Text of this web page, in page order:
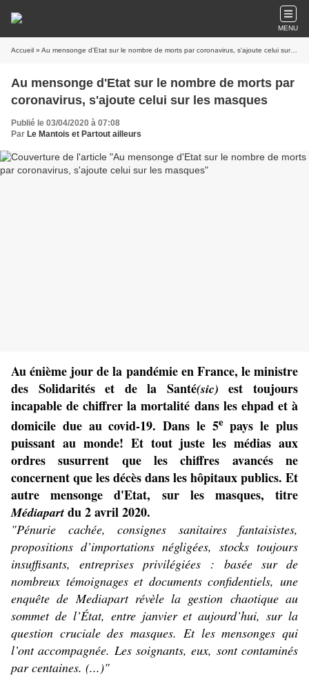
MENU
Accueil » Au mensonge d'Etat sur le nombre de morts par coronavirus, s'ajoute celui sur les masques
Au mensonge d'Etat sur le nombre de morts par
coronavirus, s'ajoute celui sur les masques
Publié le 03/04/2020 à 07:08
Par Le Mantois et Partout ailleurs
Au énième jour de la pandémie en France, le ministre
des Solidarités et de la Santé(sic) est toujours
incapable de chiffrer la mortalité dans les ehpad et à
domicile due au covid-19. Dans le 5epays le plus
puissant au monde! Et tout juste les médias aux
ordres susurrent que les chiffres avancés ne
concernent que les décès dans les hôpitaux publics. Et
autre mensonge d'Etat, sur les masques, titre
Médiapart du 2 avril 2020.
"Pénurie cachée, consignes sanitaires fantaisistes,
propositions d’importations négligées, stocks toujours
insuffisants, entreprises privilégiées : basée sur de
nombreux témoignages et documents confidentiels, une
enquête de Mediapart révèle la gestion chaotique au
sommet de l’État, entre janvier et aujourd’hui, sur la
question cruciale des masques. Et les mensonges qui
l’ont accompagnée. Les soignants, eux, sont contaminés
par centaines. (...)"